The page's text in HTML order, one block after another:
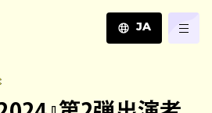
JA
ZH